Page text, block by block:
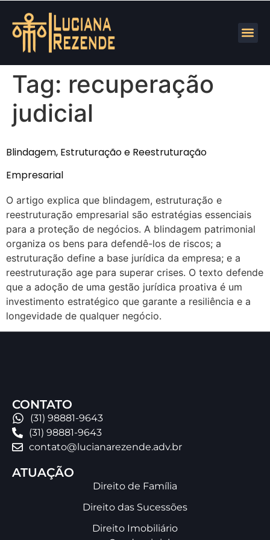
Tag: recuperação
judicial
Blindagem, Estruturação e Reestruturação
Empresarial
O artigo explica que blindagem, estruturação e
reestruturação empresarial são estratégias essenciais
para a proteção de negócios. A blindagem patrimonial
organiza os bens para defendê-los de riscos; a
estruturação define a base jurídica da empresa; e a
reestruturação age para superar crises. O texto defende
que a adoção de uma gestão jurídica proativa é um
investimento estratégico que garante a resiliência e a
longevidade de qualquer negócio.
CONTATO
(31) 98881-9643
(31) 98881-9643
contato@lucianarezende.adv.br
ATUAÇÃO
Direito de Família
Direito das Sucessões
Direito Imobiliário